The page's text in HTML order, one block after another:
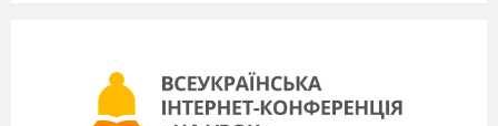
Запишіть мішані числа у вигляді неправильного
дробу:
1)